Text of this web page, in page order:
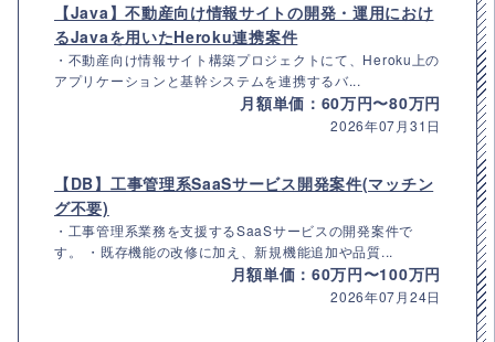
【Java】不動産向け情報サイトの開発・運用におけ
るJavaを用いたHeroku連携案件
・不動産向け情報サイト構築プロジェクトにて、Heroku上の
アプリケーションと基幹システムを連携するバ...
月額単価：60万円〜80万円
2026年07月31日
【DB】工事管理系SaaSサービス開発案件(マッチン
グ不要)
・工事管理系業務を支援するSaaSサービスの開発案件で
す。 ・既存機能の改修に加え、新規機能追加や品質...
月額単価：60万円〜100万円
2026年07月24日